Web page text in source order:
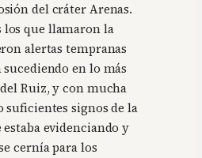
del cráter Arenas.
que llamaron la
alertas tempranas
sucediendo en lo más
Ruiz, y con mucha
suficientes signos de la
evidenciando y
cernía para los